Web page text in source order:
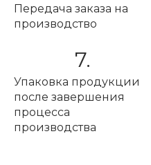
Передача заказа на
производство
7.
Упаковка продукции
после завершения
процесса
производства